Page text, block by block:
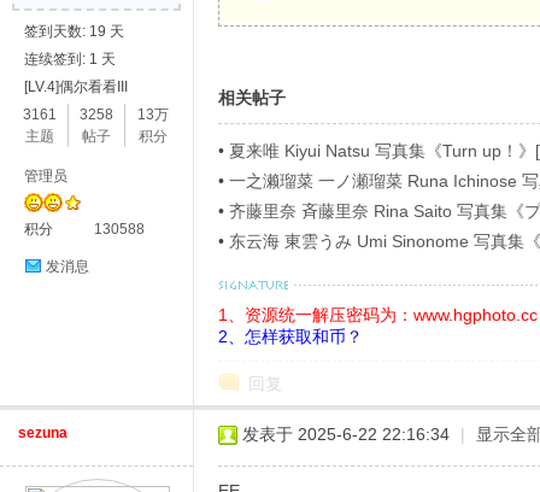
签到天数: 19 天
连续签到: 1 天
[LV.4]偶尔看看III
3161
主题
3258
帖子
13万
积分
管理员
积分 130588
发消息
相关帖子
• 夏来唯 Kiyui Natsu 写真集《Turn up！》
• 一之濑瑠菜 一ノ瀬瑠菜 Runa Ichinose
ラビアＳＰ！４》[54P]
• 齐藤里奈 斉藤里奈 Rina Saito 写真集《
イ》[71P]
• 东云海 東雲うみ Umi Sinonome 写真集
1、资源统一解压密码为：www.hgphoto.cc
2、怎样获取和币？
回复
sezuna 发表于 2025-6-22 22:16:34 | 显示全